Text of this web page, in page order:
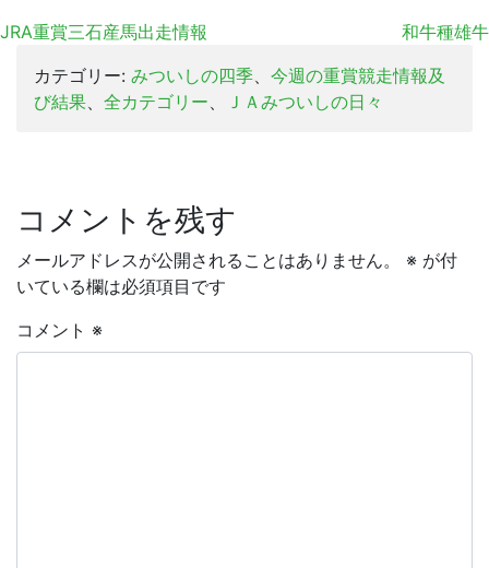
JRA重賞三石産馬出走情報
和牛種雄牛
カテゴリー: みついしの四季、 今週の重賞競走情報及
び結果、 全カテゴリー、 ＪＡみついしの日々
コメントを残す
メールアドレスが公開されることはありません。 ※ が付
いている欄は必須項目です
コメント ※